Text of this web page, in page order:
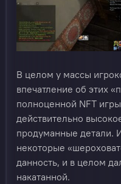
В целом у массы
впечатление об этих
полноценной NFT
действительно
продуманные детали.
некоторые
данность, и в целом
накатанной.